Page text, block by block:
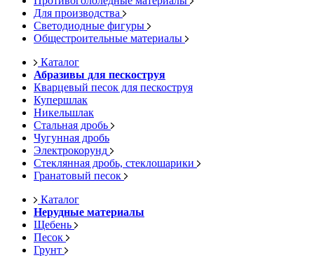
Для производства
Светодиодные фигуры
Общестроительные материалы
Каталог
Абразивы для пескоструя
Кварцевый песок для пескоструя
Купершлак
Никельшлак
Стальная дробь
Чугунная дробь
Электрокорунд
Стеклянная дробь, стеклошарики
Гранатовый песок
Каталог
Нерудные материалы
Щебень
Песок
Грунт